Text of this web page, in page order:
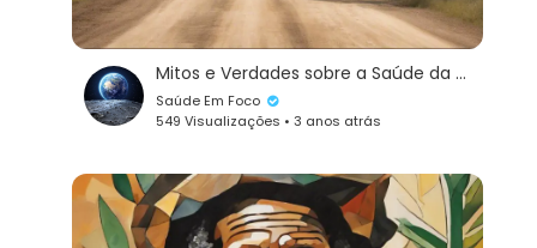
Mitos e Verdades sobre a Saúde da Próstata: Desvendando Informações Errôneas e Mal Interpretadas
Saúde Em Foco
549 Visualizações • 3 anos atrás